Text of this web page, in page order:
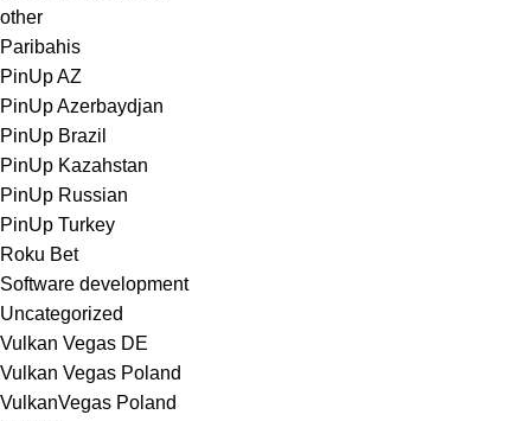
other
Paribahis
PinUp AZ
PinUp Azerbaydjan
PinUp Brazil
PinUp Kazahstan
PinUp Russian
PinUp Turkey
Roku Bet
Software development
Uncategorized
Vulkan Vegas DE
Vulkan Vegas Poland
VulkanVegas Poland